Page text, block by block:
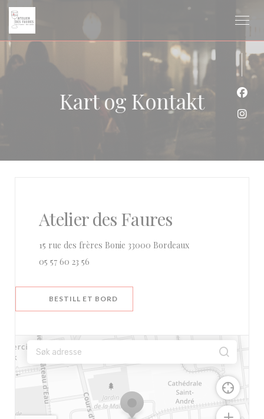
Panel for informasjonskapsler
Kart og Kontakt
Atelier des Faures
15 rue des frères Bonie 33000 Bordeaux((åpner i et nytt
05 57 60 23 56
BESTILL ET BORD